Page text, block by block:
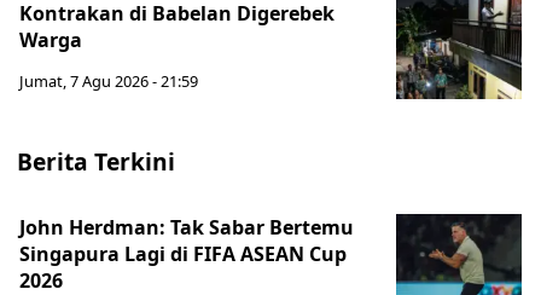
Kontrakan di Babelan Digerebek
Warga
Jumat, 7 Agu 2026 - 21:59
Berita Terkini
John Herdman: Tak Sabar Bertemu
Singapura Lagi di FIFA ASEAN Cup
2026